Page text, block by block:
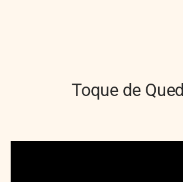
Toque de